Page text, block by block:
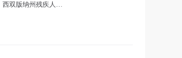
双版纳州残疾人联